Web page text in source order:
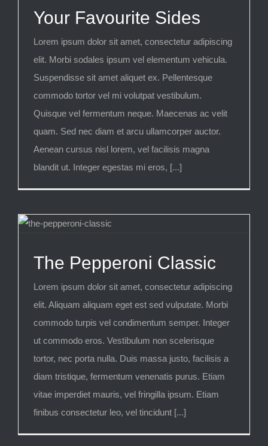
Your Favourite Sides
Lorem ipsum dolor sit amet, consectetur adipiscing
elit. Morbi sodales ipsum vel elementum vehicula.
Suspendisse sit amet aliquet ex. Pellentesque
commodo tortor vel mi volutpat vestibulum.
Quisque vel fermentum neque. Maecenas ac velit
quam. Sed nec diam et arcu ullamcorper auctor.
Aenean cursus nisl lorem, vel facilisis magna
blandit ut. Integer egestas mi eros, [...]
The Pepperoni Classic
Lorem ipsum dolor sit amet, consectetur adipiscing
elit. Aliquam aliquam eget est sed vulputate. Morbi
commodo turpis vel condimentum semper. Integer
ut commodo eros. Vestibulum non scelerisque
tortor, nec porta nulla. Duis massa justo, facilisis a
diam tristique, fermentum venenatis purus. Etiam
vitae imperdiet mauris, vel fringilla ipsum. Etiam
finibus consectetur leo, vel tincidunt [...]